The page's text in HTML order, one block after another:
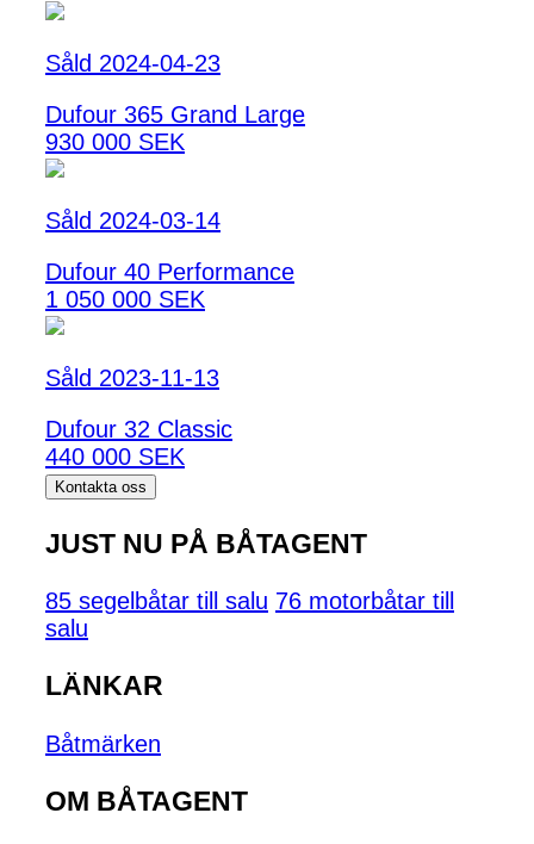
Såld 2024-04-23
Dufour 365 Grand Large
930 000 SEK
Såld 2024-03-14
Dufour 40 Performance
1 050 000 SEK
Såld 2023-11-13
Dufour 32 Classic
440 000 SEK
Kontakta oss
JUST NU PÅ BÅTAGENT
85 segelbåtar till salu 76 motorbåtar till
salu
LÄNKAR
Båtmärken
OM BÅTAGENT